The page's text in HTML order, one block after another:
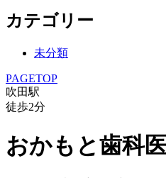
カテゴリー
未分類
PAGETOP
吹田駅
徒歩2分
おかもと歯科